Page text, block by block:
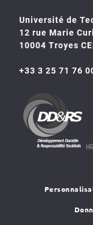
Université de
12 rue Marie
10004 Troyes
+33 3 25 71 76